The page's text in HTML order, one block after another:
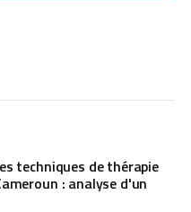
techniques de thérapie
: analyse d'un